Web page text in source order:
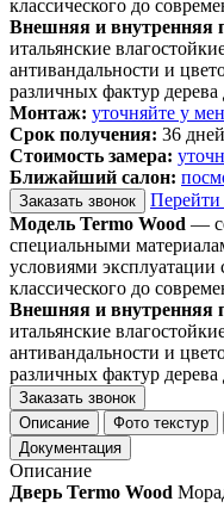
классического до
Внешняя и внутренняя
итальянские
антивандальности и
различных фактур дерева
Монтаж: уточняйте у
Срок получения: 36
Стоимость замера:
Ближайший салон:
Заказать звонок
Перейти
Модель Termo Wood —
специальными
условиями
классического до
Внешняя и внутренняя
итальянские
антивандальности и
различных фактур дерева
Заказать звонок
Описание
Фото текстур
Документация
Описание
Дверь Termo Wood